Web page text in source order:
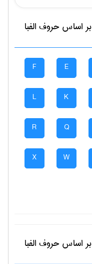
بر اساس حروف الفبا
E
F
K
L
Q
R
W
X
بر اساس حروف الفبا